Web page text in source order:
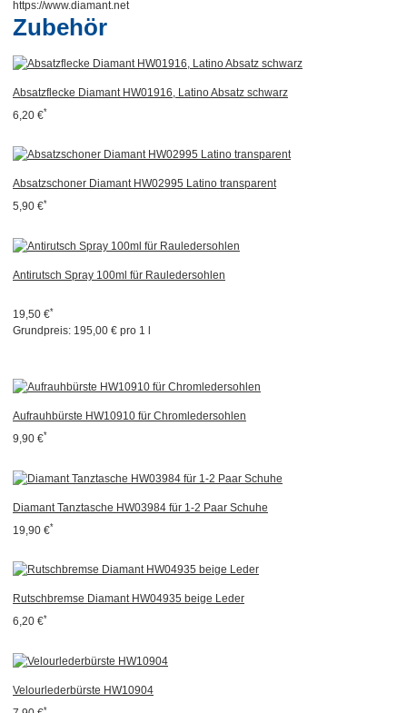
https://www.diamant.net
Zubehör
Absatzflecke Diamant HW01916, Latino Absatz schwarz
6,20 €*
Absatzschoner Diamant HW02995 Latino transparent
5,90 €*
Antirutsch Spray 100ml für Rauledersohlen
19,50 €*
Grundpreis: 195,00 € pro 1 l
Aufrauhbürste HW10910 für Chromledersohlen
9,90 €*
Diamant Tanztasche HW03984 für 1-2 Paar Schuhe
19,90 €*
Rutschbremse Diamant HW04935 beige Leder
6,20 €*
Velourlederbürste HW10904
*